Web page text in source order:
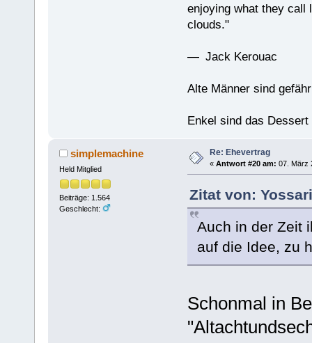
enjoying what they call
clouds."
— Jack Kerouac
Alte Männer sind
Enkel sind das Dessert
simplemachine
Held Mitglied
Beiträge: 1.564
Geschlecht:
Re: Ehevertrag
« Antwort #20 am: 07. März
Zitat von:
Auch in der Zeit
auf die Idee, zu
Schonmal in